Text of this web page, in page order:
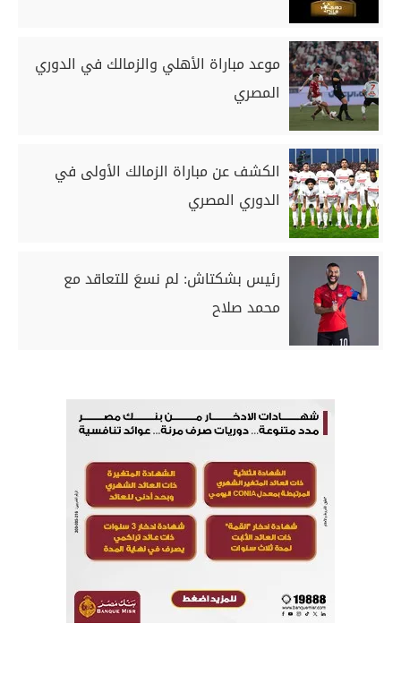
موعد مباراة الأهلي والزمالك في الدوري
المصري
الكشف عن مباراة الزمالك الأولى في
الدوري المصري
رئيس بشكتاش: لم نسعَ للتعاقد مع
محمد صلاح